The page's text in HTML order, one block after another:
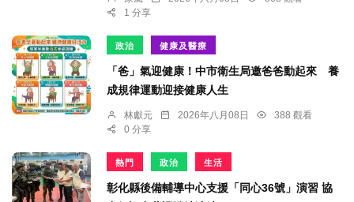
1 分享
政治 健康及醫療
「爸」氣迎健康！中市衛生局邀爸爸動起來 養
成規律運動迎接健康人生
林獻元 2026年八月08日
388 觀看
0 分享
熱門 政治 生活
彰化縣後備輔導中心支援「同心36號」演習 協